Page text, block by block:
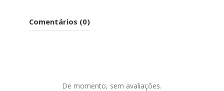
Comentários (0)
De momento, sem avaliações.